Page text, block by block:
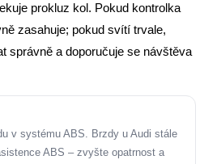
prokluz kol. Pokud kontrolka
zasahuje; pokud svítí trvale,
správně a doporučuje se návštěva
v systému ABS. Brzdy u Audi stále
ABS – zvyšte opatrnost a